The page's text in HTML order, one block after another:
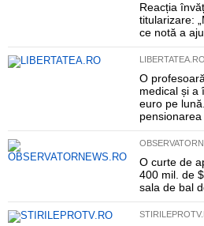
Reacția
titularizare:
ce notă a
LIBERTATEA.RO
O
medical și a
euro pe
pensionarea
O curte de
400 mil. de
sala de bal